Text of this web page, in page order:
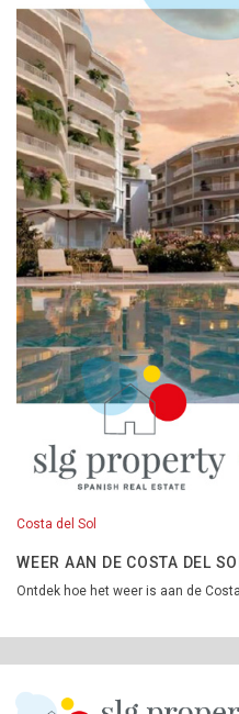
Costa del Sol
WEER AAN DE COSTA DEL
Ontdek hoe het weer is aan de